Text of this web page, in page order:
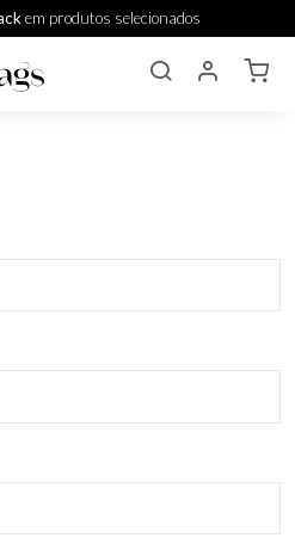
em produtos selecionados